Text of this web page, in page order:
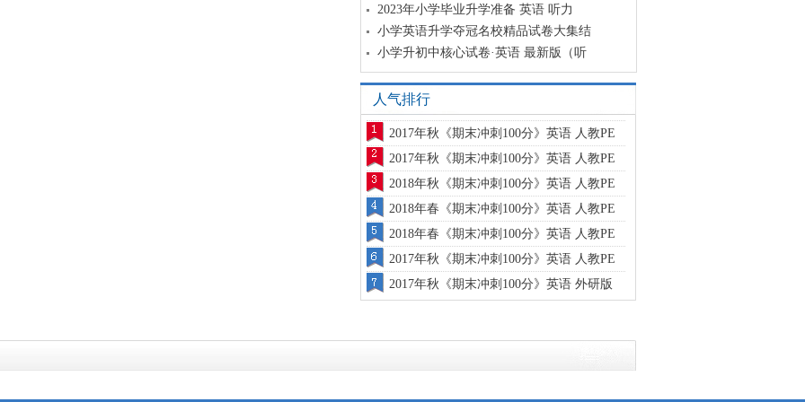
2023年小学毕业升学准备 英语 听力
小学英语升学夺冠名校精品试卷大集结
小学升初中核心试卷·英语 最新版（听
人气排行
2017年秋《期末冲刺100分》英语 人教PE
2017年秋《期末冲刺100分》英语 人教PE
2018年秋《期末冲刺100分》英语 人教PE
2018年春《期末冲刺100分》英语 人教PE
2018年春《期末冲刺100分》英语 人教PE
2017年秋《期末冲刺100分》英语 人教PE
2017年秋《期末冲刺100分》英语 外研版